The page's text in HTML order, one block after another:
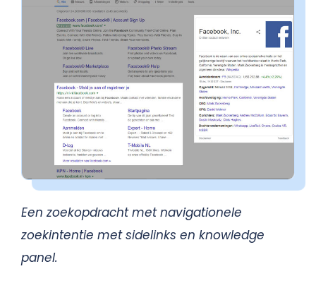
Een zoekopdracht met navigationele
zoekintentie met sidelinks en knowledge
panel.